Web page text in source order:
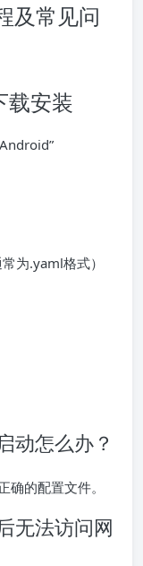
及常见问
安装
为.yaml格式）
动怎么办？
的配置文件。
无法访问网